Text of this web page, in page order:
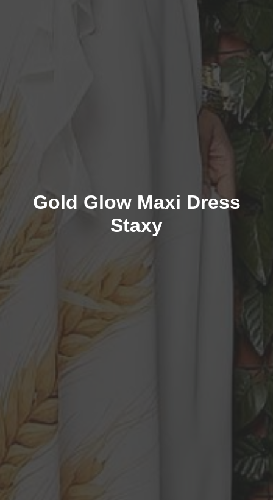
Gold Glow Maxi Dress
Staxy